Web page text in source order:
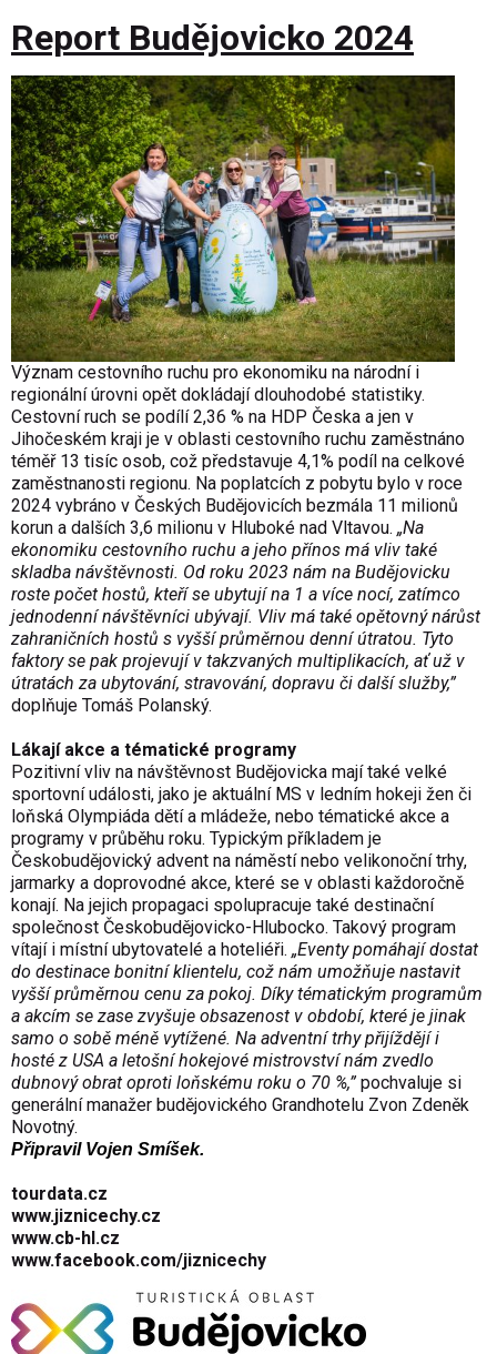
Report Budějovicko 2024
Význam cestovního ruchu pro ekonomiku na národní i
regionální úrovni opět dokládají dlouhodobé statistiky.
Cestovní ruch se podílí 2,36 % na HDP Česka a jen v
Jihočeském kraji je v oblasti cestovního ruchu zaměstnáno
téměř 13 tisíc osob, což představuje 4,1% podíl na celkové
zaměstnanosti regionu. Na poplatcích z pobytu bylo v roce
2024 vybráno v Českých Budějovicích bezmála 11 milionů
korun a dalších 3,6 milionu v Hluboké nad Vltavou. „Na
ekonomiku cestovního ruchu a jeho přínos má vliv také
skladba návštěvnosti. Od roku 2023 nám na Budějovicku
roste počet hostů, kteří se ubytují na 1 a více nocí, zatímco
jednodenní návštěvníci ubývají. Vliv má také opětovný nárůst
zahraničních hostů s vyšší průměrnou denní útratou. Tyto
faktory se pak projevují v takzvaných multiplikacích, ať už v
útratách za ubytování, stravování, dopravu či další služby,”
doplňuje Tomáš Polanský.
Lákají akce a tématické programy
Pozitivní vliv na návštěvnost Budějovicka mají také velké
sportovní události, jako je aktuální MS v ledním hokeji žen či
loňská Olympiáda dětí a mládeže, nebo tématické akce a
programy v průběhu roku. Typickým příkladem je
Českobudějovický advent na náměstí nebo velikonoční trhy,
jarmarky a doprovodné akce, které se v oblasti každoročně
konají. Na jejich propagaci spolupracuje také destinační
společnost Českobudějovicko-Hlubocko. Takový program
vítají i místní ubytovatelé a hoteliéři. „Eventy pomáhají dostat
do destinace bonitní klientelu, což nám umožňuje nastavit
vyšší průměrnou cenu za pokoj. Díky tématickým programům
a akcím se zase zvyšuje obsazenost v období, které je jinak
samo o sobě méně vytížené. Na adventní trhy přijíždějí i
hosté z USA a letošní hokejové mistrovství nám zvedlo
dubnový obrat oproti loňskému roku o 70 %,” pochvaluje si
generální manažer budějovického Grandhotelu Zvon Zdeněk
Novotný.
Připravil Vojen Smíšek.
tourdata.cz
www.jiznicechy.cz
www.cb-hl.cz
www.facebook.com/jiznicechy